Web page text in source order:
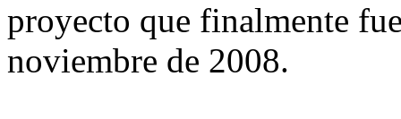
proyecto que finalmente
noviembre de 2008.